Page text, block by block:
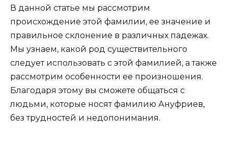
В данной статье мы рассмотрим
происхождение этой фамилии, ее значение и
правильное склонение в различных падежах.
Мы узнаем, какой род существительного
следует использовать с этой фамилией, а также
рассмотрим особенности ее произношения.
Благодаря этому вы сможете общаться с
людьми, которые носят фамилию Ануфриев,
без трудностей и недопонимания.